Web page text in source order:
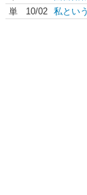
単 10/02 私とい